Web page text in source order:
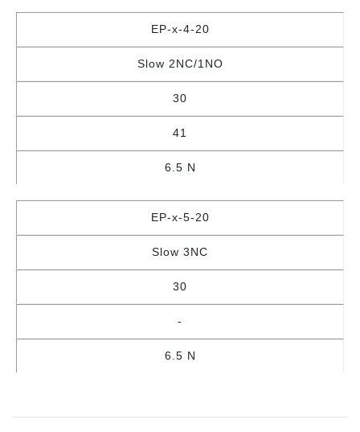
EP-x-4-20
Slow 2NC/1NO
30
41
6.5 N
EP-x-5-20
Slow 3NC
30
-
6.5 N